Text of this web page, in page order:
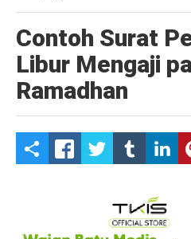
Contoh Surat
Libur Mengaji
Ramadhan
S